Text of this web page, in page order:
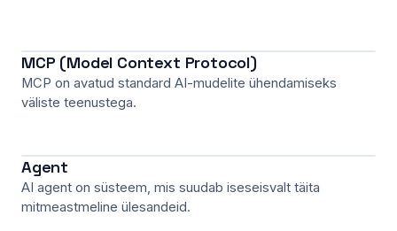
MCP (Model Context Protocol)
MCP on avatud standard AI-mudelite ühendamiseks
väliste teenustega.
Agent
AI agent on süsteem, mis suudab iseseisvalt täita
mitmeastmeline ülesandeid.